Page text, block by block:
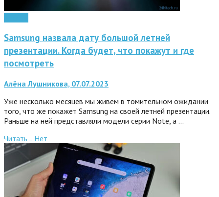
Samsung назвала дату большой летней
презентации. Когда будет, что покажут и где
посмотреть
Алёна Лушникова, 07.07.2023
Уже несколько месяцев мы живем в томительном ожидании
того, что же покажет Samsung на своей летней презентации.
Раньше на ней представляли модели серии Note, а …
Читать .. Нет